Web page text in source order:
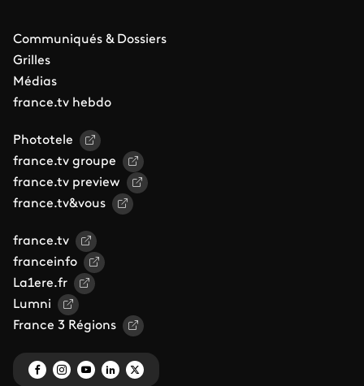
Communiqués & Dossiers
Grilles
Médias
france.tv hebdo
Phototele
france.tv groupe
france.tv preview
france.tv&vous
france.tv
franceinfo
La1ere.fr
Lumni
France 3 Régions